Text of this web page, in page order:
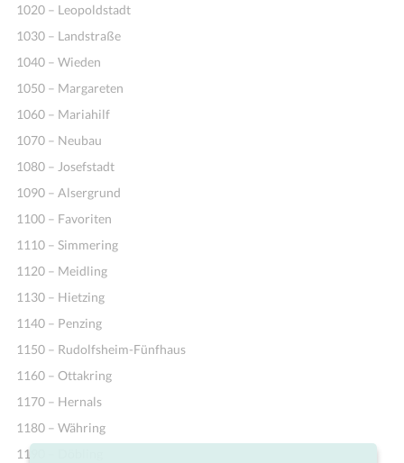
1020 – Leopoldstadt
1030 – Landstraße
1040 – Wieden
1050 – Margareten
1060 – Mariahilf
1070 – Neubau
1080 – Josefstadt
1090 – Alsergrund
1100 – Favoriten
1110 – Simmering
1120 – Meidling
1130 – Hietzing
1140 – Penzing
1150 – Rudolfsheim-Fünfhaus
1160 – Ottakring
1170 – Hernals
1180 – Währing
1190 – Döbling